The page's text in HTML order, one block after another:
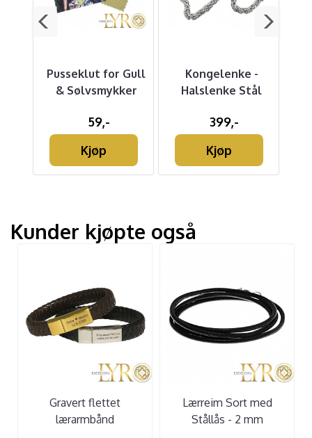
Pusseklut for Gull
& Sølvsmykker
59,-
Kjøp
Kongelenke -
Halslenke Stål
399,-
Kjøp
Kunder kjøpte også
Gravert flettet
lærarmbånd
Lærreim Sort med
Stållås - 2 mm